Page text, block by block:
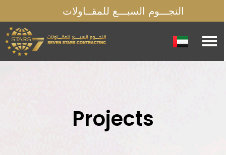
النجـــوم السبـــع للمقــاولات
Projects